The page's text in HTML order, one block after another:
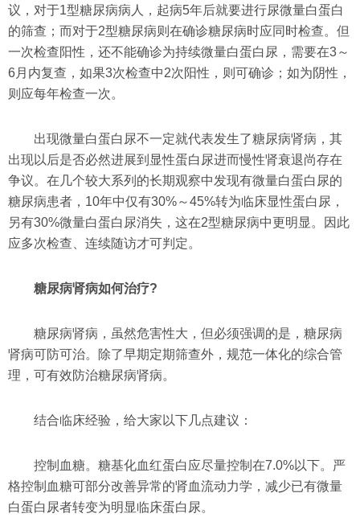
议，对于1型糖尿病病人，起病5年后就要进行尿微量白蛋白
的筛查；而对于2型糖尿病则在确诊糖尿病时应同时检查。但
一次检查阳性，还不能确诊为持续微量白蛋白尿，需要在3～
6月内复查，如果3次检查中2次阳性，则可确诊；如为阴性，
则应每年检查一次。
出现微量白蛋白尿不一定就代表发生了糖尿病肾病，其
出现以后是否必然进展到显性蛋白尿进而慢性肾衰退尚存在
争议。在几个较大系列的长期观察中发现有微量白蛋白尿的
糖尿病患者，10年中仅有30%～45%转为临床显性蛋白尿，
另有30%微量白蛋白尿消失，这在2型糖尿病中更明显。因此
应多次检查、连续随访才可判定。
糖尿病肾病如何治疗?
糖尿病肾病，虽然危害性大，但必须强调的是，糖尿病
肾病可防可治。除了早期定期筛查外，规范一体化的综合管
理，可有效防治糖尿病肾病。
结合临床经验，给大家以下几点建议：
控制血糖。糖基化血红蛋白应尽量控制在7.0%以下。严
格控制血糖可部分改善异常的肾血流动力学，减少已有微量
白蛋白尿者转变为明显临床蛋白尿。